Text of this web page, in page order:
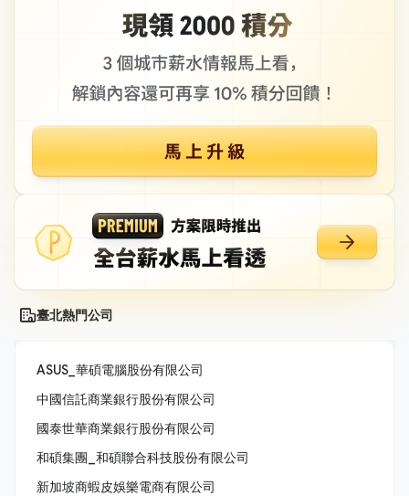
臺北熱門公司
ASUS_華碩電腦股份有限公司
中國信託商業銀行股份有限公司
國泰世華商業銀行股份有限公司
和碩集團_和碩聯合科技股份有限公司
新加坡商蝦皮娛樂電商有限公司